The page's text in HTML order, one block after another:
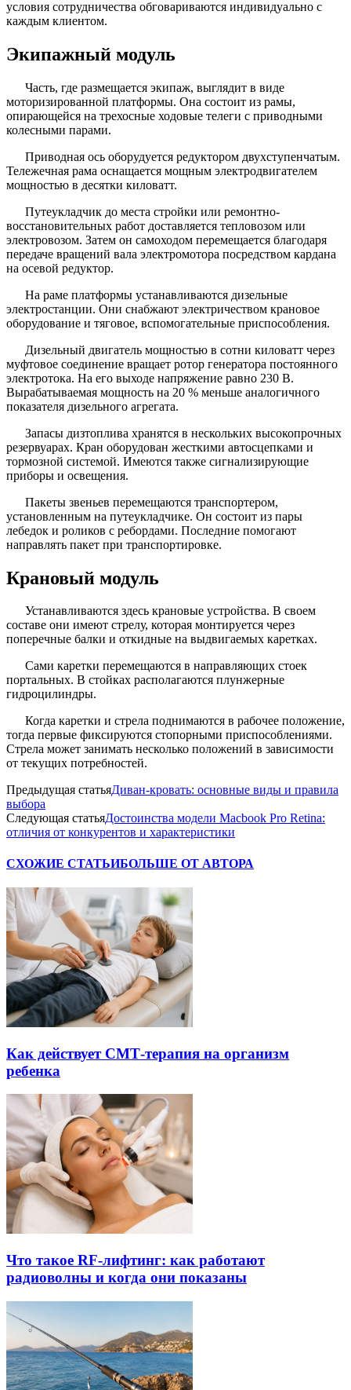
условия сотрудничества обговариваются индивидуально с
каждым клиентом.
Экипажный модуль
Часть, где размещается экипаж, выглядит в виде
моторизированной платформы. Она состоит из рамы,
опирающейся на трехосные ходовые телеги с приводными
колесными парами.
Приводная ось оборудуется редуктором двухступенчатым.
Тележечная рама оснащается мощным электродвигателем
мощностью в десятки киловатт.
Путеукладчик до места стройки или ремонтно-
восстановительных работ доставляется тепловозом или
электровозом. Затем он самоходом перемещается благодаря
передаче вращений вала электромотора посредством кардана
на осевой редуктор.
На раме платформы устанавливаются дизельные
электростанции. Они снабжают электричеством крановое
оборудование и тяговое, вспомогательные приспособления.
Дизельный двигатель мощностью в сотни киловатт через
муфтовое соединение вращает ротор генератора постоянного
электротока. На его выходе напряжение равно 230 В.
Вырабатываемая мощность на 20 % меньше аналогичного
показателя дизельного агрегата.
Запасы дизтоплива хранятся в нескольких высокопрочных
резервуарах. Кран оборудован жесткими автосцепками и
тормозной системой. Имеются также сигнализирующие
приборы и освещения.
Пакеты звеньев перемещаются транспортером,
установленным на путеукладчике. Он состоит из пары
лебедок и роликов с ребордами. Последние помогают
направлять пакет при транспортировке.
Крановый модуль
Устанавливаются здесь крановые устройства. В своем
составе они имеют стрелу, которая монтируется через
поперечные балки и откидные на выдвигаемых каретках.
Сами каретки перемещаются в направляющих стоек
портальных. В стойках располагаются плунжерные
гидроцилиндры.
Когда каретки и стрела поднимаются в рабочее положение,
тогда первые фиксируются стопорными приспособлениями.
Стрела может занимать несколько положений в зависимости
от текущих потребностей.
Предыдущая статьяДиван-кровать: основные виды и правила
выбора
Следующая статьяДостоинства модели Macbook Pro Retina:
отличия от конкурентов и характеристики
СХОЖИЕ СТАТЬИБОЛЬШЕ ОТ АВТОРА
Как действует СМТ-терапия на организм
ребенка
Что такое RF-лифтинг: как работают
радиоволны и когда они показаны